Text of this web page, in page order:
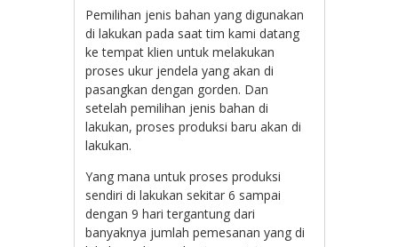
Pemilihan jenis bahan yang digunakan
di lakukan pada saat tim kami datang
ke tempat klien untuk melakukan
proses ukur jendela yang akan di
pasangkan dengan gorden. Dan
setelah pemilihan jenis bahan di
lakukan, proses produksi baru akan di
lakukan.
Yang mana untuk proses produksi
sendiri di lakukan sekitar 6 sampai
dengan 9 hari tergantung dari
banyaknya jumlah pemesanan yang di